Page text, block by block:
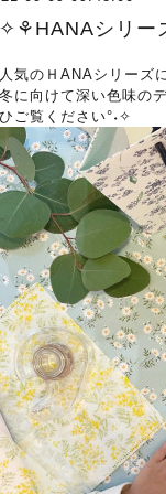
シリー
気のＨANAシリーズ
に向けて深い色味の
ご覧ください°˖✧